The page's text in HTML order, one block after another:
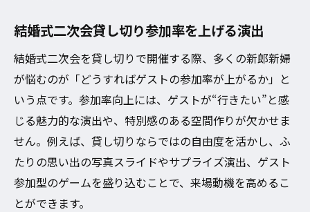
結婚式二次会貸し切り参加率を上げる演出
結婚式二次会を貸し切りで開催する際、多くの新郎新婦
が悩むのが「どうすればゲストの参加率が上がるか」と
いう点です。参加率向上には、ゲストが“行きたい”と感
じる魅力的な演出や、特別感のある空間作りが欠かせま
せん。例えば、貸し切りならではの自由度を活かし、ふ
たりの思い出の写真スライドやサプライズ演出、ゲスト
参加型のゲームを盛り込むことで、来場動機を高めるこ
とができます。